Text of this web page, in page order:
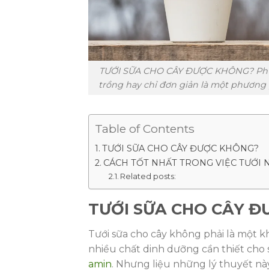
TƯỚI SỮA CHO CÂY ĐƯỢC
trồng hay chỉ đơn giản là một phương
Table of Contents
TƯỚI SỮA CHO CÂY ĐƯỢC KHÔNG?
CÁCH TỐT NHẤT TRONG VIỆC TƯỚI
Related posts:
TƯỚI SỮA CHO CÂY
Tưới sữa cho cây không phải là một
nhiều chất dinh dưỡng cần thiết
amin. Nhưng liệu những lý thuyết